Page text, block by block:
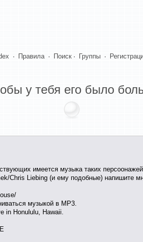
· Правила · Поиск · Группы ·
у тебя его было
имеется музыка таких
Chris Liebing (и ему подобные) напишите
музыкой в MP3.
in Honululu, Hawaii.